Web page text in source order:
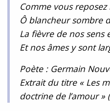
Comme vous reposez
Ô blancheur sombre
La fièvre de nos sens
Et nos âmes y sont
Poète : Germain
Extrait du titre « Les
doctrine de l’amour »